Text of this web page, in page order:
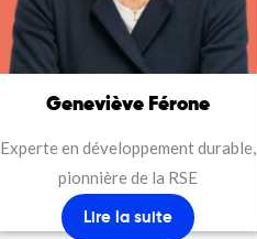
Geneviève Férone
Experte en développement durable,
pionnière de la RSE
Lire la suite